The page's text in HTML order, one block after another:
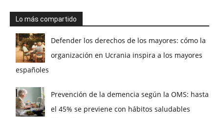
Lo más compartido
Defender los derechos de los mayores: cómo la
organización en Ucrania inspira a los mayores
españoles
Prevención de la demencia según la OMS: hasta
el 45% se previene con hábitos saludables